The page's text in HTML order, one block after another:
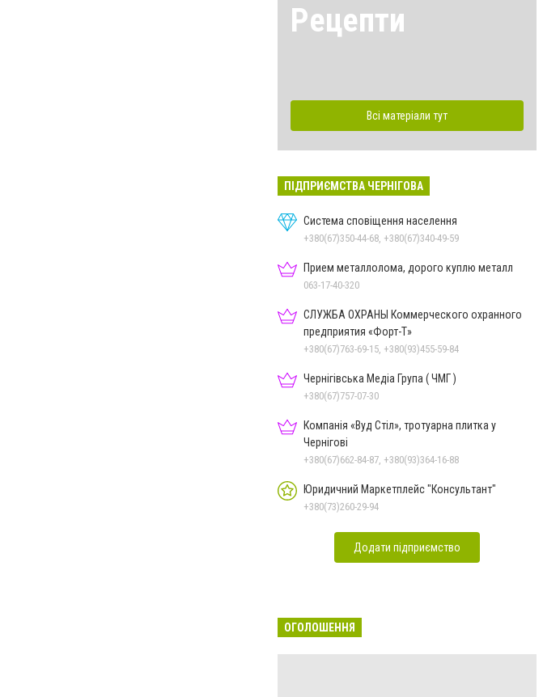
Рецепти
Всі матеріали тут
ПІДПРИЄМСТВА ЧЕРНІГОВА
Система сповіщення населення
+380(67)350-44-68, +380(67)340-49-59
Прием металлолома, дорого куплю металл
063-17-40-320
СЛУЖБА ОХРАНЫ Коммерческого охранного
предприятия «Форт-Т»
+380(67)763-69-15, +380(93)455-59-84
Чернігівська Медіа Група ( ЧМГ )
+380(67)757-07-30
Компанія «Вуд Стіл», тротуарна плитка у
Чернігові
+380(67)662-84-87, +380(93)364-16-88
Юридичний Маркетплейс "Консультант"
+380(73)260-29-94
Додати підприємство
ОГОЛОШЕННЯ